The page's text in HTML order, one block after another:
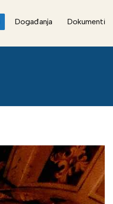
Događanja Dokumenti